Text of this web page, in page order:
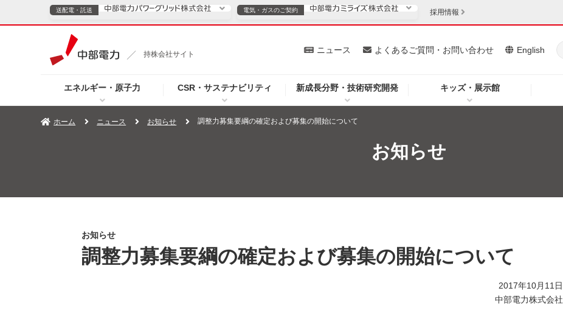
持株会社サイト
エネルギー・原子力 CSR・サステナビリティ 新成長分野・技術研究開発 キッズ・展示館
ニュース よくあるご質問・お問い合わせ English
送配電・託送
TOPページへ ご案内 安定供給
企業情報
電気・ガスのご契約
電気・ガスのご契約
TOPページへ 個人のお客さま 法人のお客さま
採用情報
ホーム ニュース お知らせ 調整力募集要綱の確定および募集の開始について
お知らせ
お知らせ
調整力募集要綱の確定および募集の開始について
2017年10月11日
中部電力株式会社